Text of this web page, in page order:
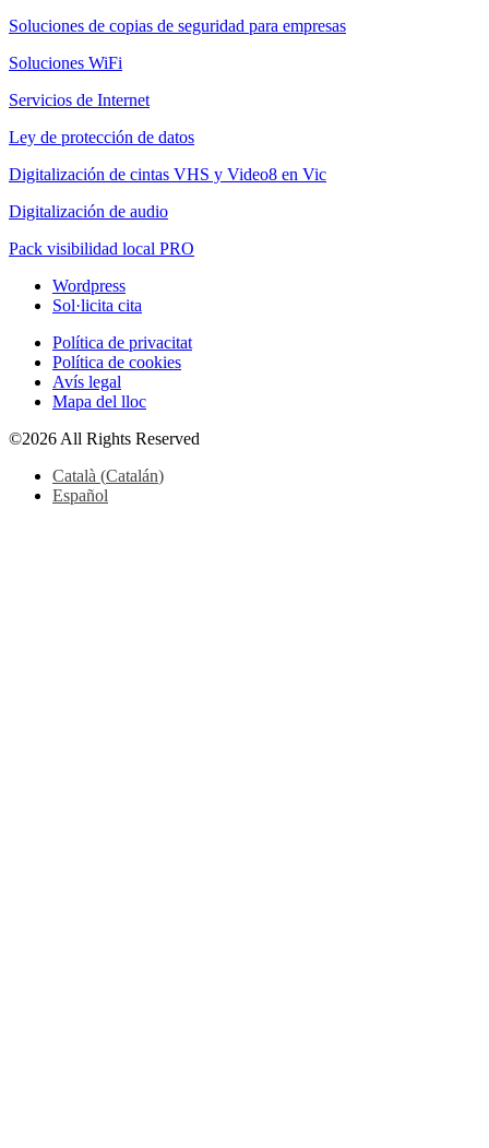
Soluciones de copias de seguridad para empresas
Soluciones WiFi
Servicios de Internet
Ley de protección de datos
Digitalización de cintas VHS y Video8 en Vic
Digitalización de audio
Pack visibilidad local PRO
Wordpress
Sol·licita cita
Política de privacitat
Política de cookies
Avís legal
Mapa del lloc
©2026 All Rights Reserved
Català (Catalán)
Español